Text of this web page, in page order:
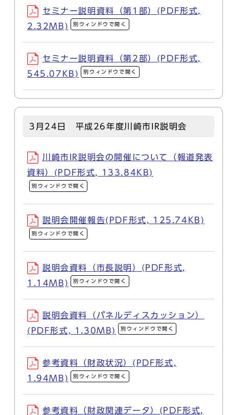
セミナー説明資料（第1部）(PDF形式,
2.32MB)
別ウィンドウで開く
セミナー説明資料（第2部）(PDF形式,
545.07KB)
別ウィンドウで開く
3月24日 平成26年度川崎市IR説明会
川崎市IR説明会の開催について（報道発表
資料）(PDF形式, 133.84KB)
別ウィンドウで開く
説明会開催報告(PDF形式, 125.74KB)
別ウィンドウで開く
説明会資料（市長説明）(PDF形式,
1.14MB)
別ウィンドウで開く
説明会資料（パネルディスカッション）
(PDF形式, 1.30MB)
別ウィンドウで開く
参考資料（財政状況）(PDF形式,
1.94MB)
別ウィンドウで開く
参考資料（財政関連データ）(PDF形式,